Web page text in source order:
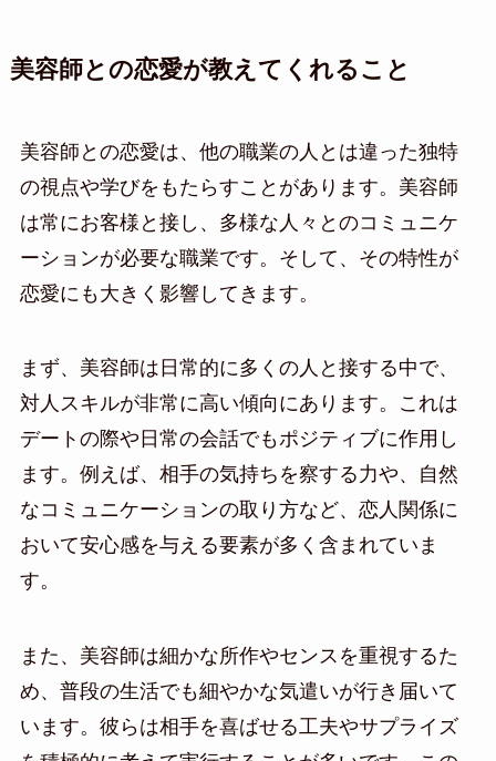
美容師との恋愛が教えてくれること
美容師との恋愛は、他の職業の人とは違った独特
の視点や学びをもたらすことがあります。美容師
は常にお客様と接し、多様な人々とのコミュニケ
ーションが必要な職業です。そして、その特性が
恋愛にも大きく影響してきます。
まず、美容師は日常的に多くの人と接する中で、
対人スキルが非常に高い傾向にあります。これは
デートの際や日常の会話でもポジティブに作用し
ます。例えば、相手の気持ちを察する力や、自然
なコミュニケーションの取り方など、恋人関係に
おいて安心感を与える要素が多く含まれていま
す。
また、美容師は細かな所作やセンスを重視するた
め、普段の生活でも細やかな気遣いが行き届いて
います。彼らは相手を喜ばせる工夫やサプライズ